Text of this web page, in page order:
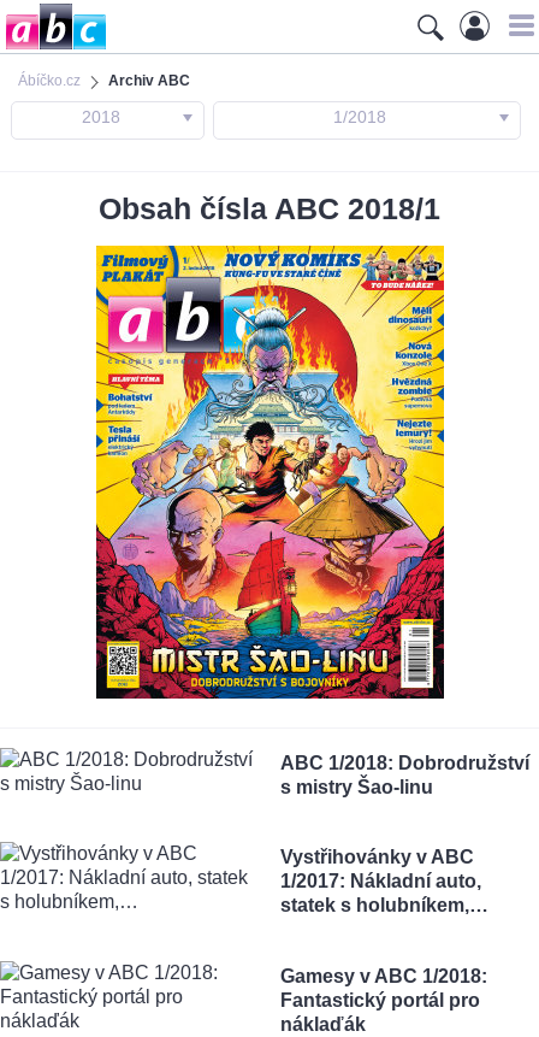
Ábíčko.cz Archiv ABC
2018 1/2018
Obsah čísla ABC 2018/1
ABC 1/2018: Dobrodružství
s mistry Šao-linu
Vystřihovánky v ABC
1/2017: Nákladní auto,
statek s holubníkem,…
Gamesy v ABC 1/2018:
Fantastický portál pro
náklaďák